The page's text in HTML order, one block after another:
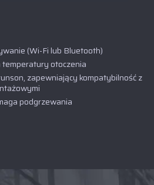
(Wi-Fi lub Bluetooth)
temperatury otoczenia
zapewniający kompatybilność z
podgrzewania